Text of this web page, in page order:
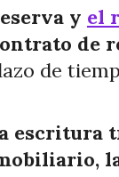
y el
de
de
escritura